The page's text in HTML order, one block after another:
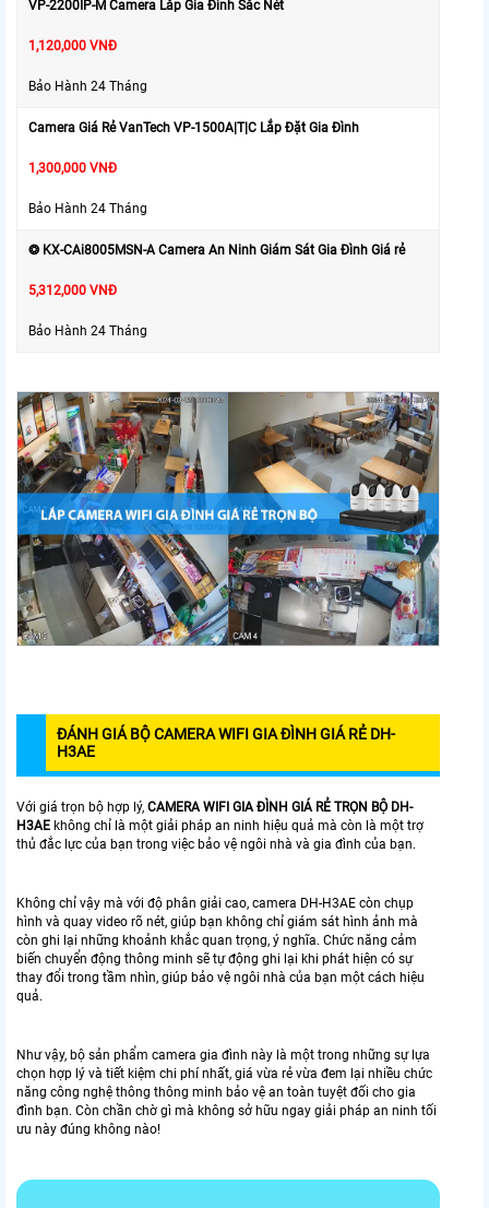
VP-2200IP-M Camera Lắp Gia Đình Sắc Nét
1,120,000 VNĐ
Bảo Hành 24 Tháng
Camera Giá Rẻ VanTech VP-1500A|T|C Lắp Đặt Gia Đình
1,300,000 VNĐ
Bảo Hành 24 Tháng
❂ KX-CAi8005MSN-A Camera An Ninh Giám Sát Gia Đình Giá rẻ
5,312,000 VNĐ
Bảo Hành 24 Tháng
ĐÁNH GIÁ BỘ CAMERA WIFI GIA ĐÌNH GIÁ RẺ DH-
H3AE
Với giá trọn bộ hợp lý, CAMERA WIFI GIA ĐÌNH GIÁ RẺ TRỌN BỘ DH-
H3AE không chỉ là một giải pháp an ninh hiệu quả mà còn là một trợ
thủ đắc lực của bạn trong việc bảo vệ ngôi nhà và gia đình của bạn.
Không chỉ vậy mà với độ phân giải cao, camera DH-H3AE còn chụp
hình và quay video rõ nét, giúp bạn không chỉ giám sát hình ảnh mà
còn ghi lại những khoảnh khắc quan trọng, ý nghĩa. Chức năng cảm
biến chuyển động thông minh sẽ tự động ghi lại khi phát hiện có sự
thay đổi trong tầm nhìn, giúp bảo vệ ngôi nhà của bạn một cách hiệu
quả.
Như vậy, bộ sản phẩm camera gia đình này là một trong những sự lựa
chọn hợp lý và tiết kiệm chi phí nhất, giá vừa rẻ vừa đem lại nhiều chức
năng công nghệ thông thông minh bảo vệ an toàn tuyệt đối cho gia
đình bạn. Còn chần chờ gì mà không sở hữu ngay giải pháp an ninh tối
ưu này đúng không nào!